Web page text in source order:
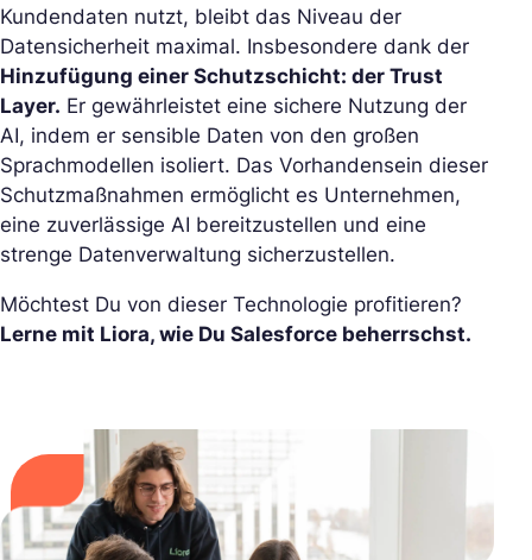
Kundendaten nutzt, bleibt das Niveau der
Datensicherheit maximal. Insbesondere dank der
Hinzufügung einer Schutzschicht: der Trust
Layer. Er gewährleistet eine sichere Nutzung der
AI, indem er sensible Daten von den großen
Sprachmodellen isoliert. Das Vorhandensein dieser
Schutzmaßnahmen ermöglicht es Unternehmen,
eine zuverlässige AI bereitzustellen und eine
strenge Datenverwaltung sicherzustellen.
Möchtest Du von dieser Technologie profitieren?
Lerne mit Liora, wie Du Salesforce beherrschst.